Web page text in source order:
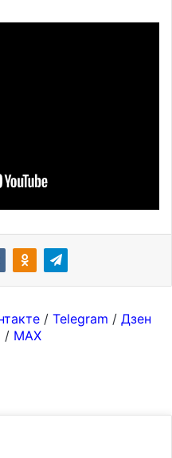
/ Telegram / Дзен
/ MAX